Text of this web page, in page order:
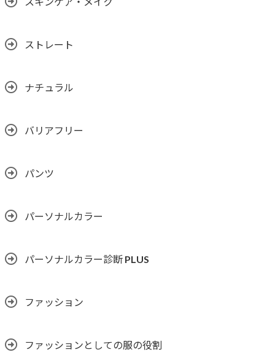
ストレート
ナチュラル
バリアフリー
パンツ
パーソナルカラー
パーソナルカラー診断 PLUS
ファッション
ファッションとしての服の役割